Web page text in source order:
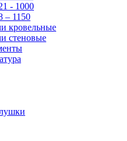
- 1000
– 1150
кровельные
стеновые